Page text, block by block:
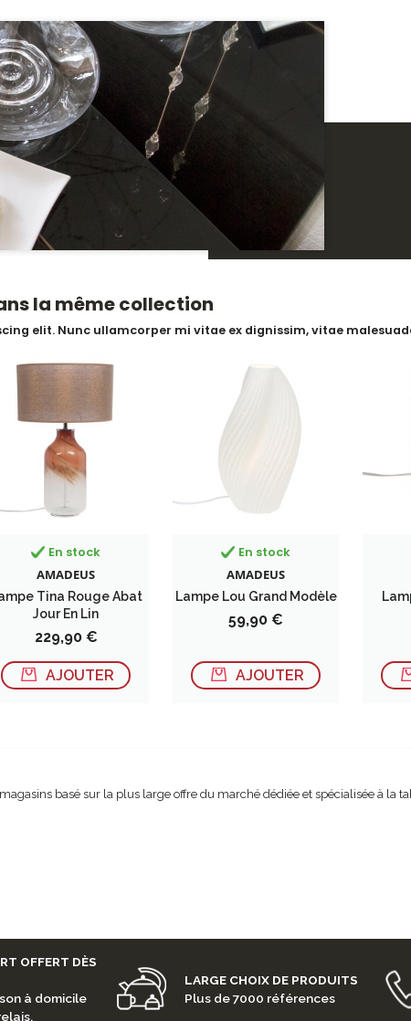
la même collection
elit. Nunc ullamcorper mi vitae ex dignissim, vitae
En stock
AMADEUS
Tina Rouge Abat
Jour En Lin
Prix
229,90 €
AJOUTER
En stock
AMADEUS
Lampe Lou Grand Modèle
Prix
59,90 €
AJOUTER
basé sur la plus large offre du marché dédiée et spécialisée à la
OFFERT DÈS
à domicile
LARGE CHOIX DE PRODUITS
Plus de 7000 références